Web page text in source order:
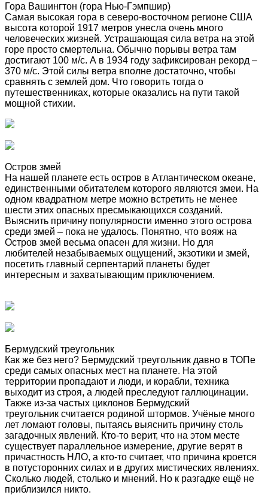
Гора Вашингтон (гора Нью-Гэмпшир)
Самая высокая гора в северо-восточном регионе США
высота которой 1917 метров унесла очень много
человеческих жизней. Устрашающая сила ветра на этой
горе просто смертельна. Обычно порывы ветра там
достигают 100 м/с. А в 1934 году зафиксирован рекорд –
370 м/с. Этой силы ветра вполне достаточно, чтобы
сравнять с землей дом. Что говорить тогда о
путешественниках, которые оказались на пути такой
мощной стихии.
Остров змей
На нашей планете есть остров в Атлантическом океане,
единственными обитателем которого являются змеи. На
одном квадратном метре можно встретить не менее
шести этих опасных пресмыкающихся созданий.
Выяснить причину популярности именно этого острова
среди змей – пока не удалось. Понятно, что вояж на
Остров змей весьма опасен для жизни. Но для
любителей незабываемых ощущений, экзотики и змей,
посетить главный серпентарий планеты будет
интересным и захватывающим приключением.
Бермудский треугольник
Как же без него? Бермудский треугольник давно в ТОПе
среди самых опасных мест на планете. На этой
территории пропадают и люди, и корабли, техника
выходит из строя, а людей преследуют галлюцинации.
Также из-за частых циклонов Бермудский
треугольник считается родиной штормов. Учёные много
лет ломают головы, пытаясь выяснить причину столь
загадочных явлений. Кто-то верит, что на этом месте
существует параллельное измерение, другие верят в
причастность НЛО, а кто-то считает, что причина кроется
в потусторонних силах и в других мистических явлениях.
Сколько людей, столько и мнений. Но к разгадке ещё не
приблизился никто.